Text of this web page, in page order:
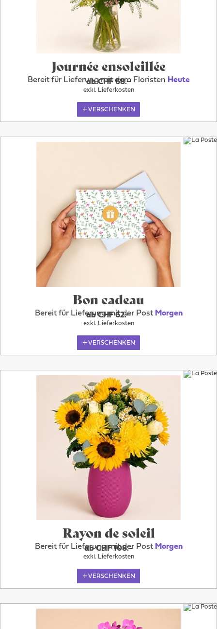
Journée ensoleillée
Bereit für Lieferung mit dem Floristen Heute
ab CHF 68.–
exkl. Lieferkosten
VERSCHENKEN
Bon cadeau
Bereit für Lieferung mit der Post Morgen
ab CHF 62.–
exkl. Lieferkosten
VERSCHENKEN
Rayon de soleil
Bereit für Lieferung mit der Post Morgen
ab CHF 108.–
exkl. Lieferkosten
VERSCHENKEN